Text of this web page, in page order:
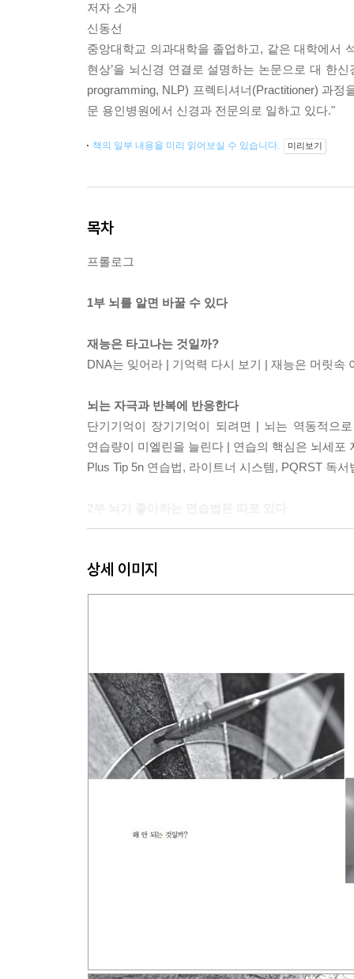
저자 소개
신동선
중앙대학교 의과대학을 졸업하고, 같은 대학에서
현상’을 뇌신경 연결로 설명하는 논문으로 대 한
programming, NLP) 프렉티셔너(Practitioner) 과
문 용인병원에서 신경과 전문의로 일하고 있다."
책의 일부 내용을 미리 읽어보실 수 있습니다. 미리보기
목차
프롤로그
1부 뇌를 알면 바꿀 수 있다
재능은 타고나는 것일까?
DNA는 잊어라 | 기억력 다시 보기 | 재능은 머릿속
뇌는 자극과 반복에 반응한다
단기기억이 장기기억이 되려면 | 뇌는 역동적으
연습량이 미엘린을 늘린다 | 연습의 핵심은 뇌세포
Plus Tip 5n 연습법, 라이트너 시스템, PQRST 독서
빠르고 정확한 피드백을 설계하라 | 목표를 잘게
명확한 동기와 반복 시스템이 완벽을 만든다
간절한 목표가 뇌를 움직인다 | 고수의 비법을 흡
Plus Tip 습관도 연습이다
목표를 머릿속에 새겨라
목표를 감정과 연결시켜라 | 목표 세우기를 연습
실패는 마음속 규정이다 | 믿음은 성공의 확률을 올
상세 이미지